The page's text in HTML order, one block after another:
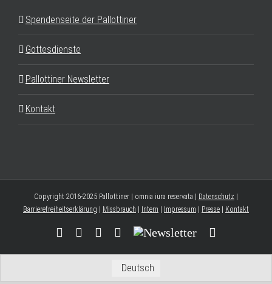
Spendenseite der Pallottiner
Gottesdienste
Pallottiner Newsletter
Kontakt
Copyright 2016-2025 Pallottiner | omnia iura reservata | Datenschutz
Barrierefreiheitserklärung
Missbrauch Intern Impressum Presse Kontakt
FacebookYouTubeInstagram
Threads
Newsletter
Deutsch